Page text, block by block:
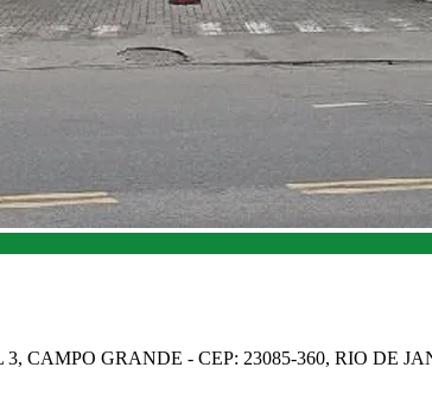
CAMPO GRANDE - CEP: 23085-360, RIO DE